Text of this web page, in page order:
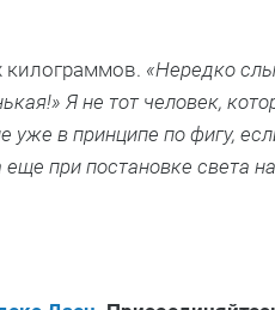
килограммов. «Нередко
Я не тот человек,
в принципе по фигу,
при постановке света